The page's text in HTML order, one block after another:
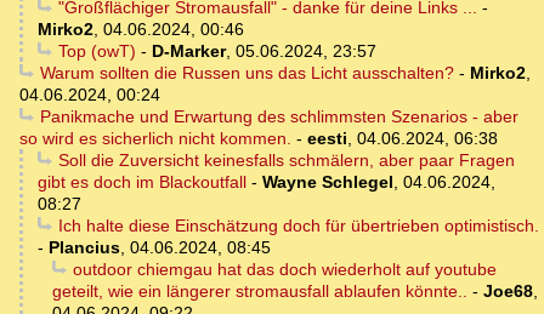
"Großflächiger Stromausfall" - danke für deine Links ... -
Mirko2, 04.06.2024, 00:46
Top (owT) - D-Marker, 05.06.2024, 23:57
Warum sollten die Russen uns das Licht ausschalten?- Mirko2,
04.06.2024, 00:24
Panikmache und Erwartung des schlimmsten Szenarios - aber
so wird es sicherlich nicht kommen. - eesti, 04.06.2024, 06:38
Soll die Zuversicht keinesfalls schmälern, aber paar Fragen
gibt es doch im Blackoutfall - Wayne Schlegel, 04.06.2024,
08:27
Ich halte diese Einschätzung doch für übertrieben optimistisch.
- Plancius, 04.06.2024, 08:45
outdoor chiemgau hat das doch wiederholt auf youtube
geteilt, wie ein längerer stromausfall ablaufen könnte.. - Joe68,